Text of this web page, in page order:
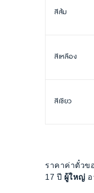
สีส้ม
สีเหลือง
สีเขียว
ราคาค่าตั๋วข
17 ปี ผู้ใหญ่